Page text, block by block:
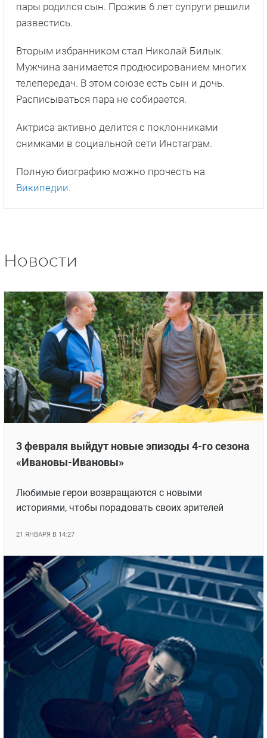
пары родился сын. Прожив 6 лет супруги решили
развестись.
Вторым избранником стал Николай Билык.
Мужчина занимается продюсированием многих
телепередач. В этом союзе есть сын и дочь.
Расписываться пара не собирается.
Актриса активно делится с поклонниками
снимками в социальной сети Инстаграм.
Полную биографию можно прочесть на
Википедии.
Новости
3 февраля выйдут новые эпизоды 4-го сезона
«Ивановы-Ивановы»
Любимые герои возвращаются с новыми
историями, чтобы порадовать своих зрителей
21 ЯНВАРЯ В 14:27